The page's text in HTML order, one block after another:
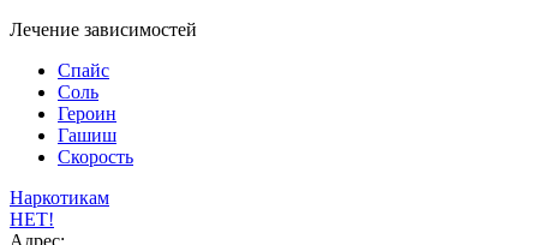
Лечение зависимостей
Спайс
Соль
Героин
Гашиш
Скорость
Наркотикам
НЕТ!
Адрес: